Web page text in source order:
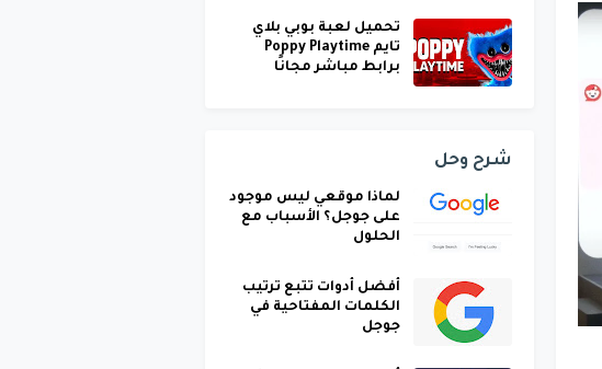
تحميل لعبة بوبي بلاي
تايم Poppy Playtime
برابط مباشر مجانًا
شرح وحل
لماذا موقعي ليس موجود
على جوجل؟ الأسباب مع
الحلول
أفضل أدوات تتبع ترتيب
الكلمات المفتاحية في
جوجل